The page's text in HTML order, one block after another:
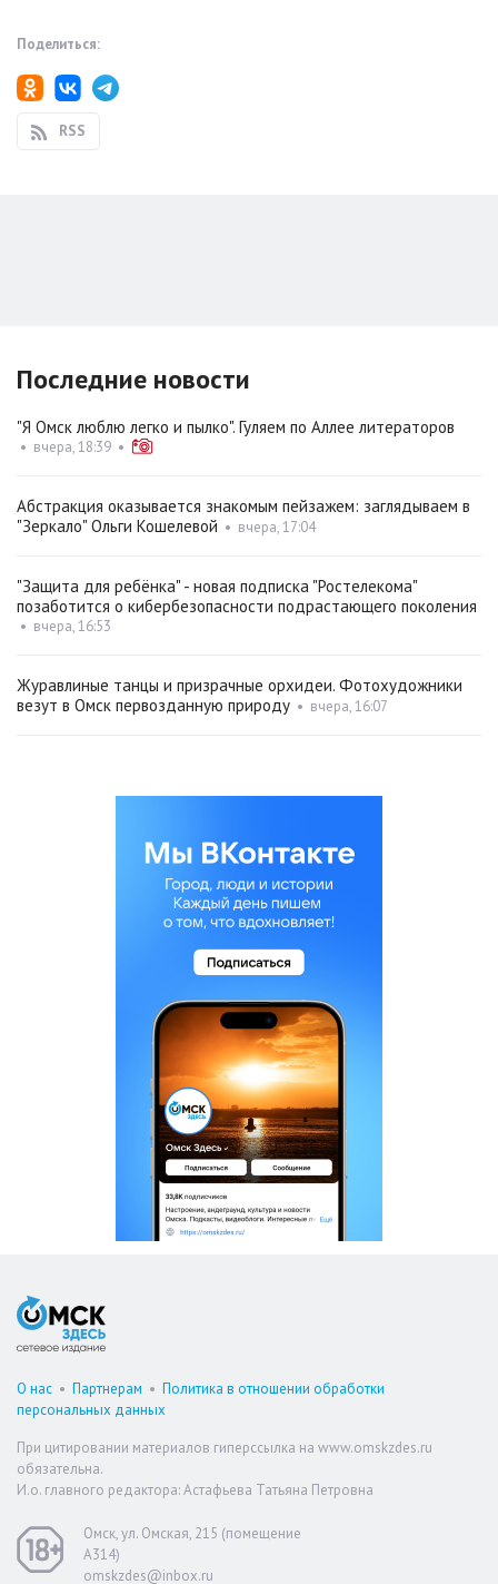
Поделиться:
RSS
Последние новости
"Я Омск люблю легко и пылко". Гуляем по Аллее литераторов
• вчера, 18:39 •
Абстракция оказывается знакомым пейзажем: заглядываем в
"Зеркало" Ольги Кошелевой • вчера, 17:04
"Защита для ребёнка" - новая подписка "Ростелекома"
позаботится о кибербезопасности подрастающего поколения
• вчера, 16:53
Журавлиные танцы и призрачные орхидеи. Фотохудожники
везут в Омск первозданную природу • вчера, 16:07
О нас • Партнерам • Политика в отношении обработки
персональных данных
При цитировании материалов гиперссылка на www.omskzdes.ru
обязательна.
И.о. главного редактора: Астафьева Татьяна Петровна
Омск, ул. Омская, 215 (помещение
А314)
omskzdes@inbox.ru